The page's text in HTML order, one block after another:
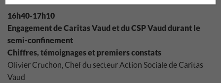
16h40-17h10
Engagement de Caritas Vaud et du CSP Vaud durant le
semi-confinement
Chiffres, témoignages et premiers constats
Olivier Cruchon, Chef du secteur Action Sociale de Caritas
Vaud